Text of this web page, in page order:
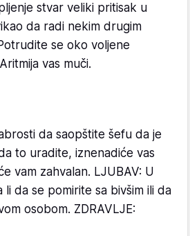
stvar veliki pritisak u
da radi nekim drugim
se oko voljene
vas muči.
da saopštite šefu da je
to uradite, iznenadiće vas
vam zahvalan. LJUBAV: U
li da se pomirite sa bivšim ili da
osobom. ZDRAVLJE: